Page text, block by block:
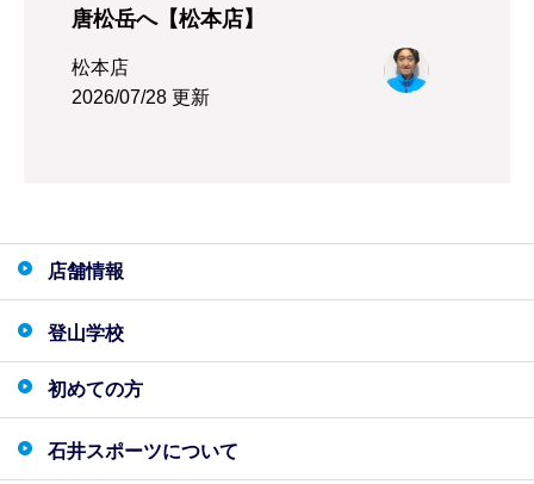
唐松岳へ【松本店】
松本店
2026/07/28 更新
店舗情報
登山学校
初めての方
石井スポーツについて